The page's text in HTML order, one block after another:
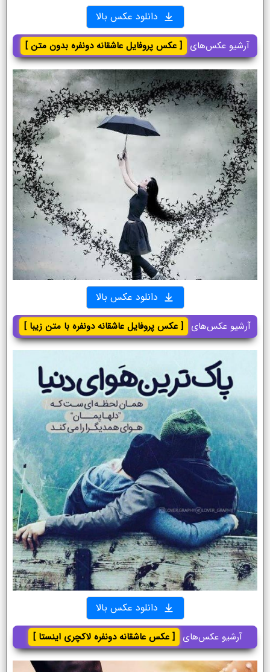
دانلود عکس بالا
آرشیو عکس‌های [ عکس پروفایل عاشقانه دونفره بدون متن ]
دانلود عکس بالا
آرشیو عکس‌های [ عکس پروفایل عاشقانه دونفره با متن زیبا ]
دانلود عکس بالا
آرشیو عکس‌های [ عکس عاشقانه دونفره لاکچری اینستا ]